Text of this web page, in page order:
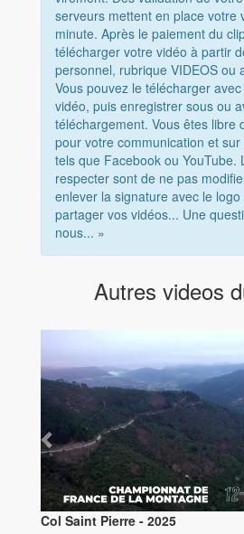
serveurs mettent en place votre
minute. Après le paiement du
télécharger votre vidéo à partir
personnel, rubrique VIDEOS ou
Vous pouvez le télécharger
vidéo, puis enregistrer sous ou
téléchargement. Vous êtes libre
pour votre communication et
tels que Facebook ou YouTube.
respecter sont de ne pas
enlever la signature avec le
partager vos vidéos... Une
nous... »
Autres videos
Col Saint Pierre - 2025